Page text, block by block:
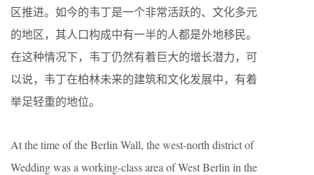
区推进。如今的韦丁是一个非常活跃的、文化多元
的地区，其人口构成中有一半的人都是外地移民。
在这种情况下，韦丁仍然有着巨大的增长潜力，可
以说，韦丁在柏林未来的建筑和文化发展中，有着
举足轻重的地位。
At the time of the Berlin Wall, the west-north district of
Wedding was a working-class area of West Berlin in the